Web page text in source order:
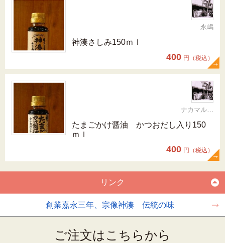
永嶋
神湊さしみ150ｍｌ
400 円（税込）
ナカマル醤油神湊本店
たまごかけ醤油 かつおだし入り150
ｍｌ
400 円（税込）
リンク
創業嘉永三年、宗像神湊 伝統の味
ご注文はこちらから